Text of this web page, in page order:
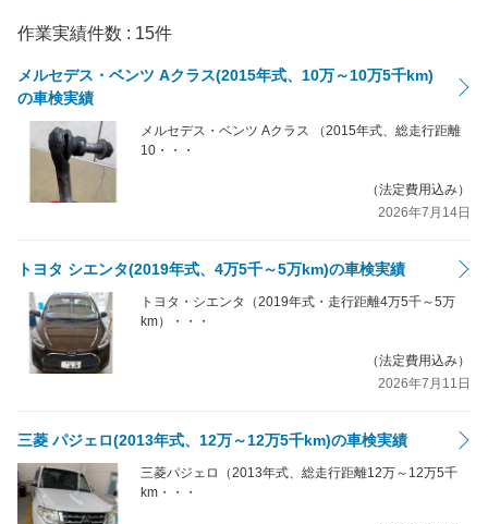
作業実績件数 : 15件
メルセデス・ベンツ Aクラス(2015年式、10万～10万5千km)
の車検実績
メルセデス・ベンツ Aクラス （2015年式、総走行距離
10・・・
（法定費用込み）
2026年7月14日
トヨタ シエンタ(2019年式、4万5千～5万km)の車検実績
トヨタ・シエンタ（2019年式・走行距離4万5千～5万
km）・・・
（法定費用込み）
2026年7月11日
三菱 パジェロ(2013年式、12万～12万5千km)の車検実績
三菱パジェロ（2013年式、総走行距離12万～12万5千
km・・・